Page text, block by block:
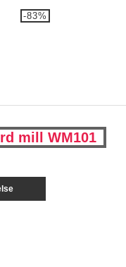
-83%
mill WM101